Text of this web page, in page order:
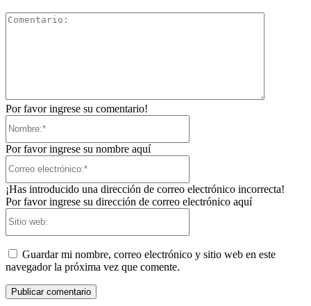
Por favor ingrese su comentario!
Por favor ingrese su nombre aquí
¡Has introducido una dirección de correo electrónico incorrecta!
Por favor ingrese su dirección de correo electrónico aquí
Guardar mi nombre, correo electrónico y sitio web en este
navegador la próxima vez que comente.